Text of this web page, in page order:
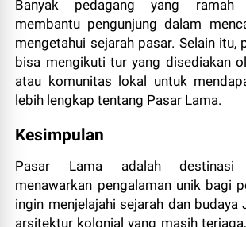
Banyak pedagang yang ramah
membantu pengunjung dalam
mengetahui sejarah pasar. Selain itu,
bisa mengikuti tur yang disediakan
atau komunitas lokal untuk
lebih lengkap tentang Pasar Lama.
Kesimpulan
Pasar Lama adalah
menawarkan pengalaman unik bagi
ingin menjelajahi sejarah dan budaya
arsitektur kolonial yang masih